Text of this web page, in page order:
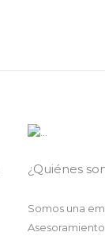
¿Quiénes
Somos una